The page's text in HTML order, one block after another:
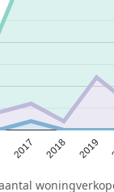
2017 2018 2019